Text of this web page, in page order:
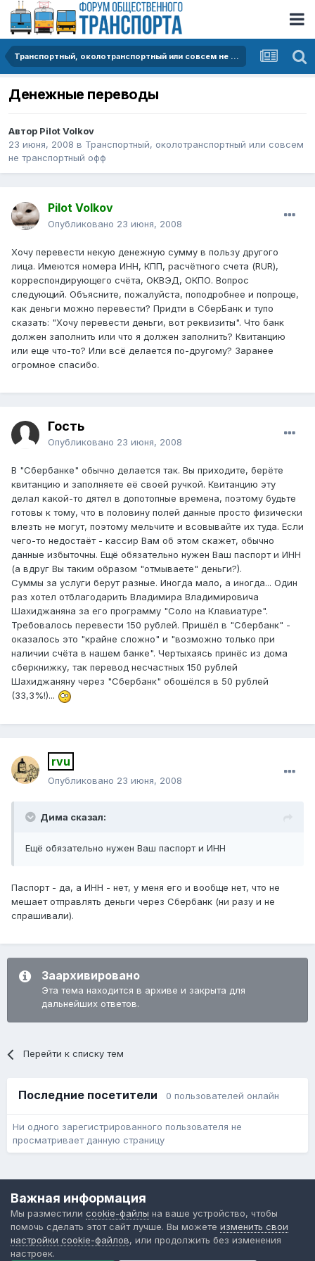
Транспортный, околотранспортный или совсем не транспортный офф
Денежные переводы
Автор Pilot Volkov
23 июня, 2008 в Транспортный, околотранспортный или совсем
не транспортный офф
Pilot Volkov
Опубликовано 23 июня, 2008
Хочу перевести некую денежную сумму в пользу другого
лица. Имеются номера ИНН, КПП, расчётного счета (RUR),
корреспондирующего счёта, ОКВЭД, ОКПО. Вопрос
следующий. Объясните, пожалуйста, поподробнее и попроще,
как деньги можно перевести? Придти в СберБанк и тупо
сказать: "Хочу перевести деньги, вот реквизиты". Что банк
должен заполнить или что я должен заполнить? Квитанцию
или еще что-то? Или всё делается по-другому? Заранее
огромное спасибо.
Гость
Опубликовано 23 июня, 2008
В "Сбербанке" обычно делается так. Вы приходите, берёте
квитанцию и заполняете её своей ручкой. Квитанцию эту
делал какой-то дятел в допотопные времена, поэтому будьте
готовы к тому, что в половину полей данные просто физически
влезть не могут, поэтому мельчите и всовывайте их туда. Если
чего-то недостаёт - кассир Вам об этом скажет, обычно
данные избыточны. Ещё обязательно нужен Ваш паспорт и ИНН
(а вдруг Вы таким образом "отмываете" деньги?).
Суммы за услуги берут разные. Иногда мало, а иногда... Один
раз хотел отблагодарить Владимира Владимировича
Шахиджаняна за его программу "Соло на Клавиатуре".
Требовалось перевести 150 рублей. Пришёл в "Сбербанк" -
оказалось это "крайне сложно" и "возможно только при
наличии счёта в нашем банке". Чертыхаясь принёс из дома
сберкнижку, так перевод несчастных 150 рублей
Шахиджаняну через "Сбербанк" обошёлся в 50 рублей
(33,3%!)...
rvu
Опубликовано 23 июня, 2008
Дима сказал:
Ещё обязательно нужен Ваш паспорт и ИНН
Паспорт - да, а ИНН - нет, у меня его и вообще нет, что не
мешает отправлять деньги через Сбербанк (ни разу и не
спрашивали).
Заархивировано
Эта тема находится в архиве и закрыта для
дальнейших ответов.
Перейти к списку тем
Последние посетители 0 пользователей онлайн
Ни одного зарегистрированного пользователя не
просматривает данную страницу
Форум общественного транспорта
Powered by Invision Community
Важная информация
Мы разместили cookie-файлы на ваше устройство, чтобы
помочь сделать этот сайт лучше. Вы можете изменить свои
настройки cookie-файлов, или продолжить без изменения
настроек.